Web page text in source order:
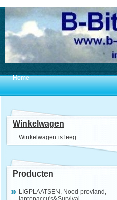
Home
Winkelwagen
Winkelwagen is leeg
Producten
LIGPLAATSEN, Nood-proviand, -